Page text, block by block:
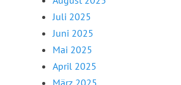
Juli 2025
Juni 2025
Mai 2025
April 2025